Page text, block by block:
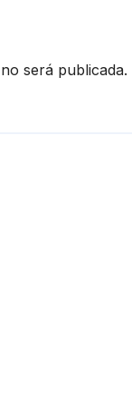
será publicada.